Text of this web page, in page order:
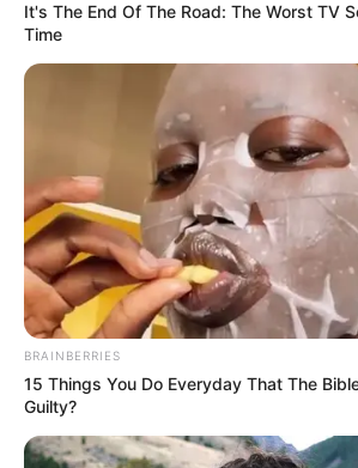
(foto: viahouse)
3. Konsep kesederhanaan juga
utama dalam rumah bergaya
floating
It's The End Of The Road: The Worst TV
Time
BRAINBERRIES
15 Things You Do Everyday That The
Guilty?